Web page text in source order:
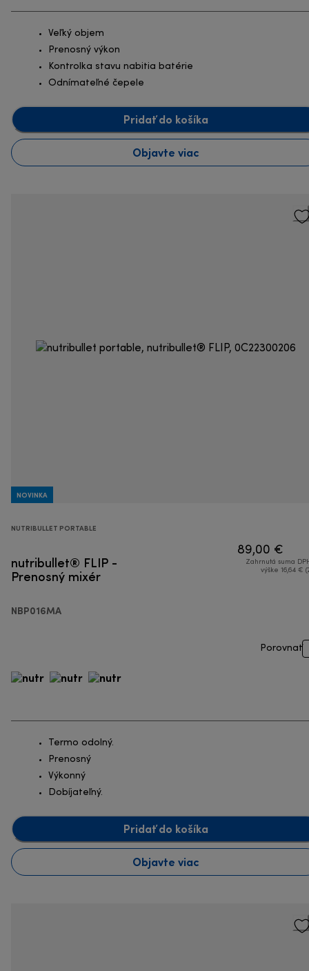
Veľký objem
Prenosný výkon
Kontrolka stavu nabitia batérie
Odnímateľné čepele
Pridať do košíka
Objavte viac
NOVINKA
NUTRIBULLET PORTABLE
nutribullet® FLIP -
Prenosný mixér
NBP016MA
89,00 €
Zahrnutá suma
výške 16,64 €
Porovnať
Termo odolný.
Prenosný
Výkonný
Dobíjateľný.
Pridať do košíka
Objavte viac